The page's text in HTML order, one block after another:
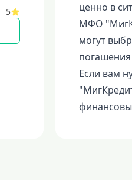
5
ценно в
МФО
могут
Если вам